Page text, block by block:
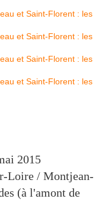
2015
Loire / Montjean-
(à l'amont de